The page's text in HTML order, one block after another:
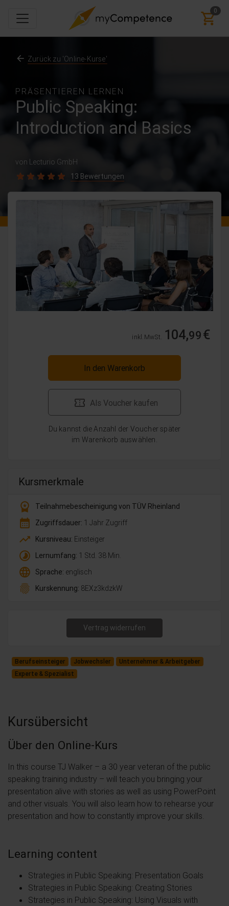
0
PRÄSENTIEREN LERNEN
Public Speaking:
Introduction and Basics
von Lecturio GmbH
13 Bewertungen
Zurück zu 'Online-Kurse'
inkl. MwSt. 104,99€
In den Warenkorb
Als Voucher kaufen
Du kannst die Anzahl der Voucher später
im Warenkorb auswählen.
Kursmerkmale
workspace_premium
Teilnahmebescheinigung von TÜV Rheinland
calendar_month Zugriffsdauer: 1 Jahr Zugriff
trending_up Kursniveau: Einsteiger
timelapse Lernumfang: 1 Std. 38 Min.
language Sprache: englisch
fingerprint Kurskennung: 8EXz3kdzkW
Vertrag widerrufen
Berufseinsteiger Jobwechsler
Unternehmer & Arbeitgeber
Experte & Spezialist
Kursübersicht
Über den Online-Kurs
In this course TJ Walker – a 30 year veteran of the public
speaking training industry – will teach you bringing your
presentation alive with stories as well as using PowerPoint
and other visuals. You will also learn how to rehearse your
presentation and how to constantly improve your skills.
Learning content
Strategies in Public Speaking: Presentation Goals
Strategies in Public Speaking: Creating Stories
Strategies in Public Speaking: Using Visuals with